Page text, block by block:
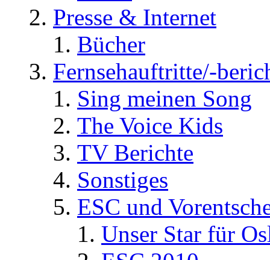
Presse & Internet
Bücher
Fernsehauftritte/-
Sing meinen Song
The Voice Kids
TV Berichte
Sonstiges
ESC und
Unser Star für